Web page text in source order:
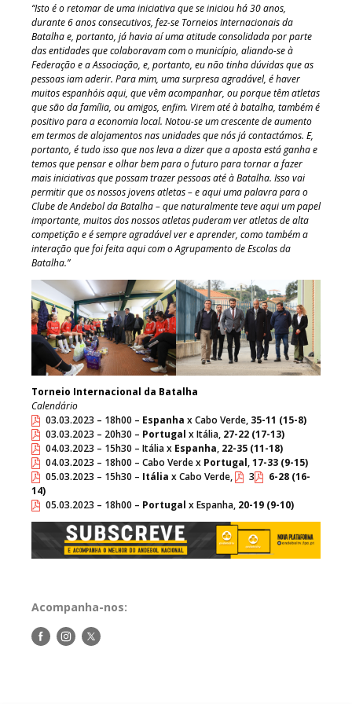
“Isto é o retomar de uma iniciativa que se iniciou há 30 anos,
durante 6 anos consecutivos, fez-se Torneios Internacionais da
Batalha e, portanto, já havia aí uma atitude consolidada por parte
das entidades que colaboravam com o município, aliando-se à
Federação e a Associação, e, portanto, eu não tinha dúvidas que as
pessoas iam aderir. Para mim, uma surpresa agradável, é haver
muitos espanhóis aqui, que vêm acompanhar, ou porque têm atletas
que são da família, ou amigos, enfim. Virem até à batalha, também é
positivo para a economia local. Notou-se um crescente de aumento
em termos de alojamentos nas unidades que nós já contactámos. E,
portanto, é tudo isso que nos leva a dizer que a aposta está ganha e
temos que pensar e olhar bem para o futuro para tornar a fazer
mais iniciativas que possam trazer pessoas até à Batalha. Isso vai
permitir que os nossos jovens atletas – e aqui uma palavra para o
Clube de Andebol da Batalha – que naturalmente teve aqui um papel
importante, muitos dos nossos atletas puderam ver atletas de alta
competição e é sempre agradável ver e aprender, como também a
interação que foi feita aqui com o Agrupamento de Escolas da
Batalha.”
Torneio Internacional da Batalha
Calendário
03.03.2023 – 18h00 – Espanha x Cabo Verde, 35-11 (15-8)
03.03.2023 – 20h30 – Portugal x Itália, 27-22 (17-13)
04.03.2023 – 15h30 – Itália x Espanha, 22-35 (11-18)
04.03.2023 – 18h00 – Cabo Verde x Portugal,17-33 (9-15)
05.03.2023 – 15h30 – Itália x Cabo Verde, 3
6-28 (16-
14)
05.03.2023 – 18h00 – Portugal x Espanha, 20-19 (9-10)
Acompanha-nos:
Siga-Siga-Siga-